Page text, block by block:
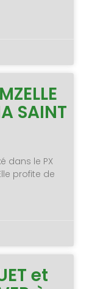
SAINT
dans le PX
profite de
et